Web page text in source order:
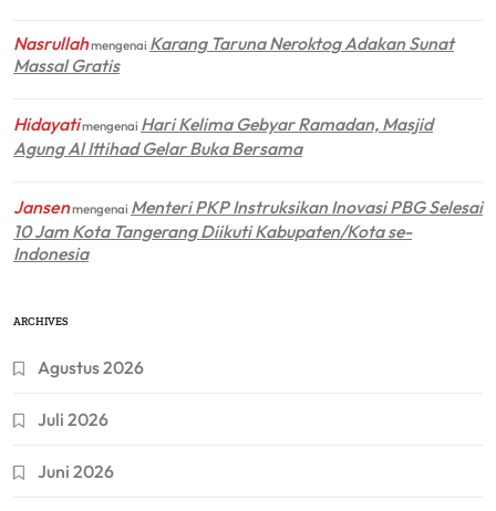
Nasrullahmengenai Karang Taruna Neroktog Adakan Sunat
Massal Gratis
Hidayatimengenai Hari Kelima Gebyar Ramadan, Masjid
Agung Al Ittihad Gelar Buka Bersama
Jansenmengenai Menteri PKP Instruksikan Inovasi PBG Selesai
10 Jam Kota Tangerang Diikuti Kabupaten/Kota se-
Indonesia
ARCHIVES
Agustus 2026
Juli 2026
Juni 2026